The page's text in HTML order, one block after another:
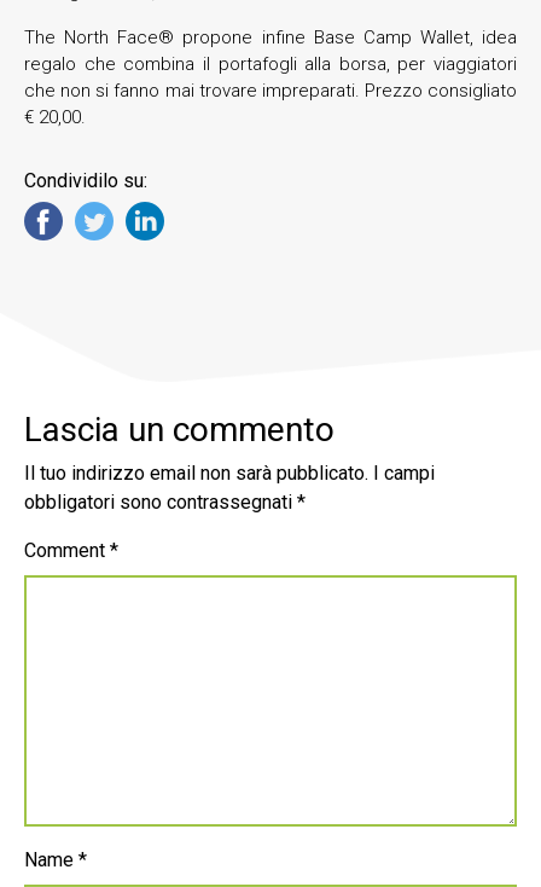
The North Face® propone infine Base Camp Wallet, idea
regalo che combina il portafogli alla borsa, per viaggiatori
che non si fanno mai trovare impreparati. Prezzo consigliato
€ 20,00.
Condividilo su:
Lascia un commento
Il tuo indirizzo email non sarà pubblicato.
I campi
obbligatori sono contrassegnati *
Comment *
Name *